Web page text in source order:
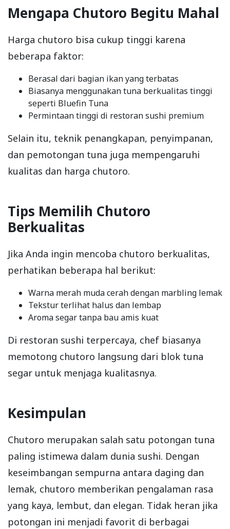
Mengapa Chutoro Begitu Mahal
Harga chutoro bisa cukup tinggi karena
beberapa faktor:
Berasal dari bagian ikan yang terbatas
Biasanya menggunakan tuna berkualitas tinggi
seperti Bluefin Tuna
Permintaan tinggi di restoran sushi premium
Selain itu, teknik penangkapan, penyimpanan,
dan pemotongan tuna juga mempengaruhi
kualitas dan harga chutoro.
Tips Memilih Chutoro
Berkualitas
Jika Anda ingin mencoba chutoro berkualitas,
perhatikan beberapa hal berikut:
Warna merah muda cerah dengan marbling lemak
Tekstur terlihat halus dan lembap
Aroma segar tanpa bau amis kuat
Di restoran sushi terpercaya, chef biasanya
memotong chutoro langsung dari blok tuna
segar untuk menjaga kualitasnya.
Kesimpulan
Chutoro merupakan salah satu potongan tuna
paling istimewa dalam dunia sushi. Dengan
keseimbangan sempurna antara daging dan
lemak, chutoro memberikan pengalaman rasa
yang kaya, lembut, dan elegan. Tidak heran jika
potongan ini menjadi favorit di berbagai